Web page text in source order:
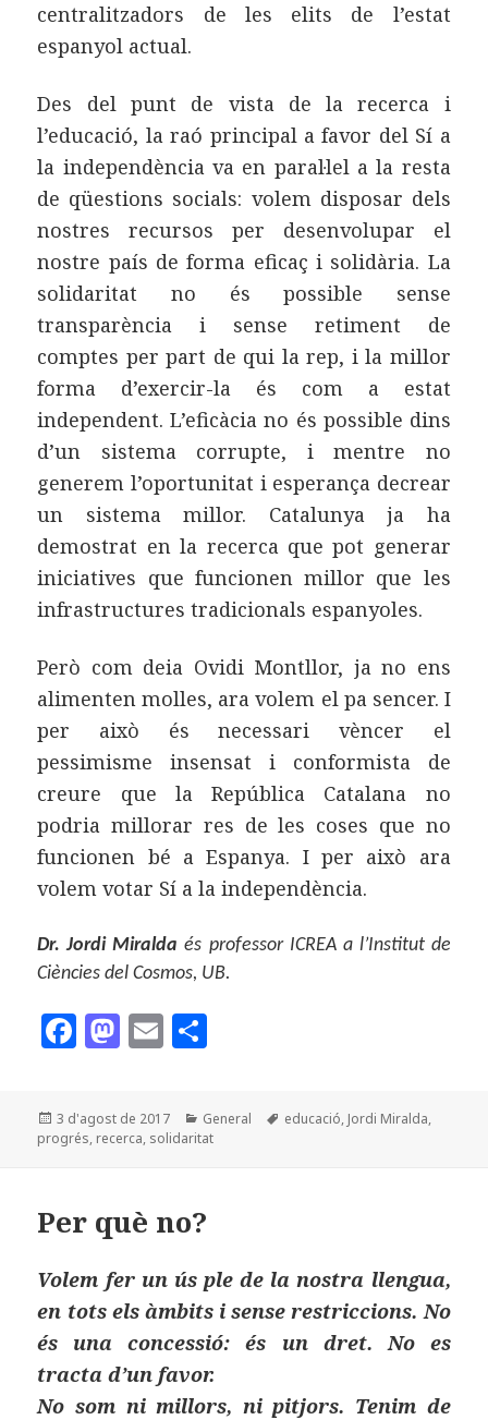
centralitzadors de les elits de l’estat
espanyol actual.
Des del punt de vista de la recerca i
l’educació, la raó principal a favor del Sí a
la independència va en paral·lel a la resta
de qüestions socials: volem disposar dels
nostres recursos per desenvolupar el
nostre país de forma eficaç i solidària. La
solidaritat no és possible sense
transparència i sense retiment de
comptes per part de qui la rep, i la millor
forma d’exercir-la és com a estat
independent. L’eficàcia no és possible dins
d’un sistema corrupte, i mentre no
generem l’oportunitat i esperança decrear
un sistema millor. Catalunya ja ha
demostrat en la recerca que pot generar
iniciatives que funcionen millor que les
infrastructures tradicionals espanyoles.
Però com deia Ovidi Montllor, ja no ens
alimenten molles, ara volem el pa sencer. I
per això és necessari vèncer el
pessimisme insensat i conformista de
creure que la República Catalana no
podria millorar res de les coses que no
funcionen bé a Espanya. I per això ara
volem votar Sí a la independència.
Dr. Jordi Miralda és professor ICREA a l’Institut de
Ciències del Cosmos, UB.
F
e
o
o
k
M
to
d
n
E
l p
x
Publicat
el
3 d'agost de 2017 Categories
General Etiquetes
educació, Jordi Miralda,
progrés, recerca, solidaritat
Per què no?
Volem fer un ús ple de la nostra llengua,
en tots els àmbits i sense restriccions. No
és una concessió: és un dret. No es
tracta d’un favor.
No som ni millors, ni pitjors. Tenim de